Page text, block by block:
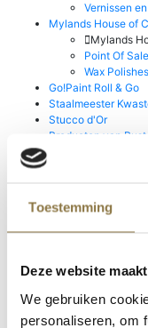
Toestemming
Deze website
We gebruiken
personaliseren, om
Vernissen
Mylands House of
Mylands
Point Of Sale
Wax Polishes
Go!Paint Roll & Go
Staalmeester
Stucco d'Or
Producten van
Rust-oleum
Grondverven
Super-Fix
Productcategorieën